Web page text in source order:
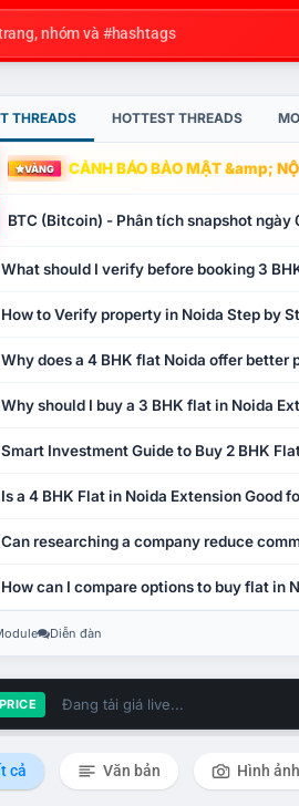
THREADS HOTTEST THREADS
VÀNG CẢNH BÁO BẢO MẬT &amp;
BTC (Bitcoin) - Phân tích snapshot
What should I verify before booking 3
How to Verify property in Noida Step by
Why does a 4 BHK flat Noida offer better
Why should I buy a 3 BHK flat in Noida
Smart Investment Guide to Buy 2 BHK
Is a 4 BHK Flat in Noida Extension Good
Can researching a company reduce
How can I compare options to buy flat in
Diễn đàn
Đang tải giá live...
cả Văn bản Hình ảnh